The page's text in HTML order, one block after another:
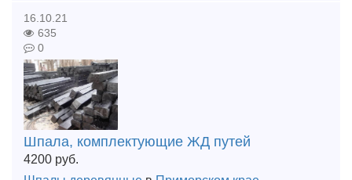
16.10.21
635
0
Шпала, комплектующие ЖД путей
4200 руб.